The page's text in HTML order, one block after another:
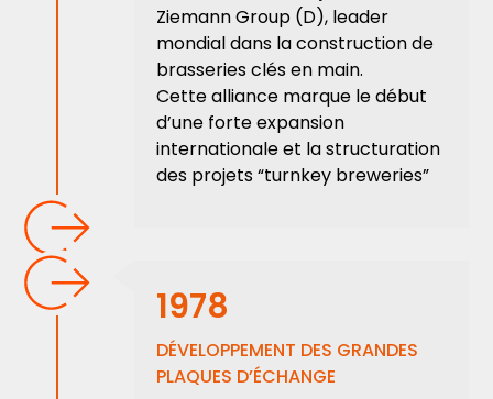
Ziemann Group (D), leader
mondial dans la construction de
brasseries clés en main.
Cette alliance marque le début
d’une forte expansion
internationale et la structuration
des projets “turnkey breweries”
1978
DÉVELOPPEMENT DES GRANDES
PLAQUES D’ÉCHANGE